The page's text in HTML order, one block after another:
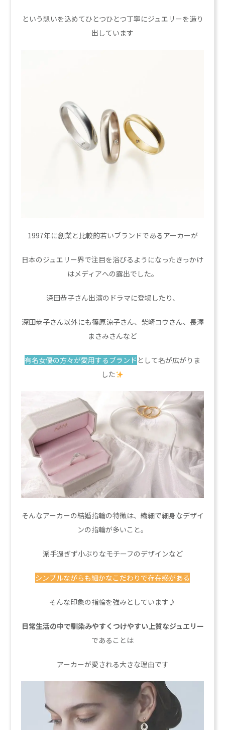
という想いを込めてひとつひとつ丁寧にジュエリーを造り
出しています
1997年に創業と比較的若いブランドであるアーカーが
日本のジュエリー界で注目を浴びるようになったきっかけ
はメディアへの露出でした。
深田恭子さん出演のドラマに登場したり、
深田恭子さん以外にも篠原涼子さん、柴崎コウさん、長澤
まさみさんなど
有名女優の方々が愛用するブランド として名が広がりま
した
そんなアーカーの結婚指輪の特徴は、繊細で細身なデザイ
ンの指輪が多いこと。
派手過ぎず小ぶりなモチーフのデザインなど
シンプルながらも細かなこだわりで存在感がある
そんな印象の指輪を強みとしています♪
日常生活の中で馴染みやすくつけやすい上質なジュエリー
であることは
アーカーが愛される大きな理由です